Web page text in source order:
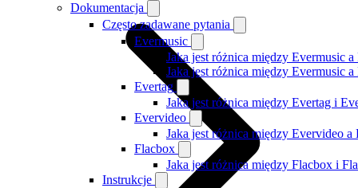
Dokumentacja
Często zadawane pytania
Evermusic
Jaka jest różnica między Evermusic
Jaka jest różnica między Evermusic
Evertag
Jaka jest różnica między Evertag i
Evervideo
Jaka jest różnica między Evervideo a
Flacbox
Jaka jest różnica między Flacbox i
Instrukcje